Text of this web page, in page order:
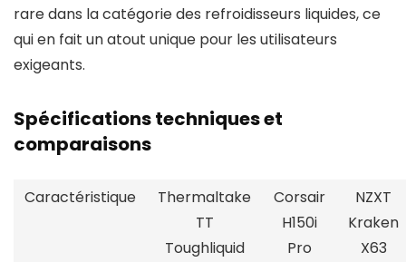
rare dans la catégorie des refroidisseurs liquides, ce
qui en fait un atout unique pour les utilisateurs
exigeants.
Spécifications techniques et
comparaisons
Caractéristique
Thermaltake
TT
Toughliquid
Corsair
H150i
Pro
NZXT
Kraken
X63